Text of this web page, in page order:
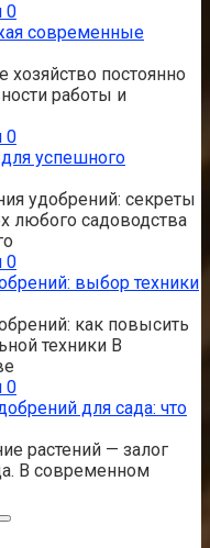
0
современные
постоянно
работы и
0
успешного
удобрений: секреты
любого садоводства
0
выбор техники
как повысить
техники В
0
для сада: что
растений — залог
В современном